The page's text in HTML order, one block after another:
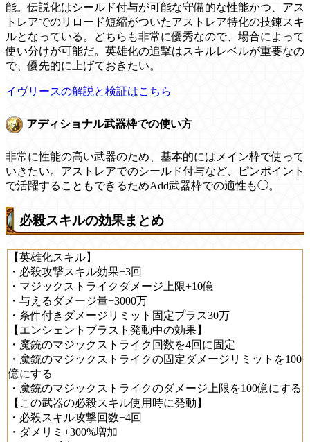
能。伝説化はシールド付与が可能な守備的な性能かつ、アス
トレアでのリロード短縮がついたアストレア特化の技錬スキ
ルとなっている。どちらも非常に優秀なので、場合によって
使い分けが可能だ。英雄化の追撃はスキルレベルが重要なの
で、優先的に上げておきたい。
イヴリースの解説と検証はこちら
アディショナル武器枠での使い方
非常に性能の高い武器のため、基本的にはメイン枠で使って
いきたい。アストレアでのシールド付与など、ピンポイント
で活躍することもできるためAdd武器枠での適性も◯。
必殺スキルの効果まとめ
【英雄化スキル】
・必殺攻撃スキル効果+3回
・マジックストライクダメージ上限+10億
・与えるダメージ量+3000万
・条件付きダメージリミット固定プラス30万
【エンシェントブラスト発動中の効果】
・魔銃のマジックストライク回数を4回に固定
・魔銃のマジックストライクの固定ダメージリミットを100
億にする
・魔銃のマジックストライクのダメージ上限を100億にする
【この武器の必殺スキル使用時に発動】
・必殺スキル攻撃回数+4回
・ダメリミ+300%増加